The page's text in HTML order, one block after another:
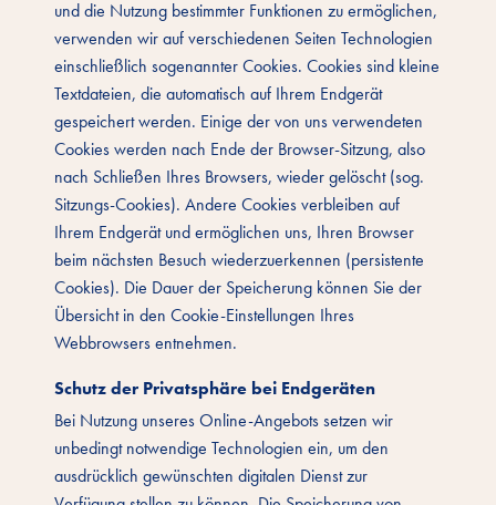
und die Nutzung bestimmter Funktionen zu ermöglichen,
verwenden wir auf verschiedenen Seiten Technologien
einschließlich sogenannter Cookies. Cookies sind kleine
Textdateien, die automatisch auf Ihrem Endgerät
gespeichert werden. Einige der von uns verwendeten
Cookies werden nach Ende der Browser-Sitzung, also
nach Schließen Ihres Browsers, wieder gelöscht (sog.
Sitzungs-Cookies). Andere Cookies verbleiben auf
Ihrem Endgerät und ermöglichen uns, Ihren Browser
beim nächsten Besuch wiederzuerkennen (persistente
Cookies). Die Dauer der Speicherung können Sie der
Übersicht in den Cookie-Einstellungen Ihres
Webbrowsers entnehmen.
Schutz der Privatsphäre bei Endgeräten
Bei Nutzung unseres Online-Angebots setzen wir
unbedingt notwendige Technologien ein, um den
ausdrücklich gewünschten digitalen Dienst zur